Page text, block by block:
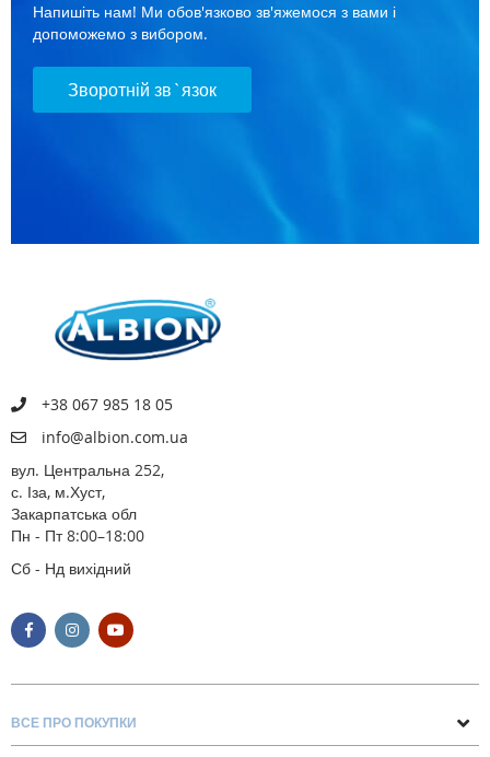
Напишіть нам! Ми обов'язково зв'яжемося з вами і
допоможемо з вибором.
Зворотній зв`язок
+38 067 985 18 05
info@albion.com.ua
вул. Центральна 252,
с. Іза, м.Хуст,
Закарпатська обл
Пн - Пт 8:00–18:00
Сб - Нд вихідний
ВСЕ ПРО ПОКУПКИ